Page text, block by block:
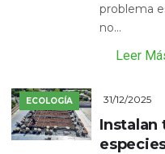
problema
no...
Leer
ECOLOGÍA 31/12/2025
Instalan